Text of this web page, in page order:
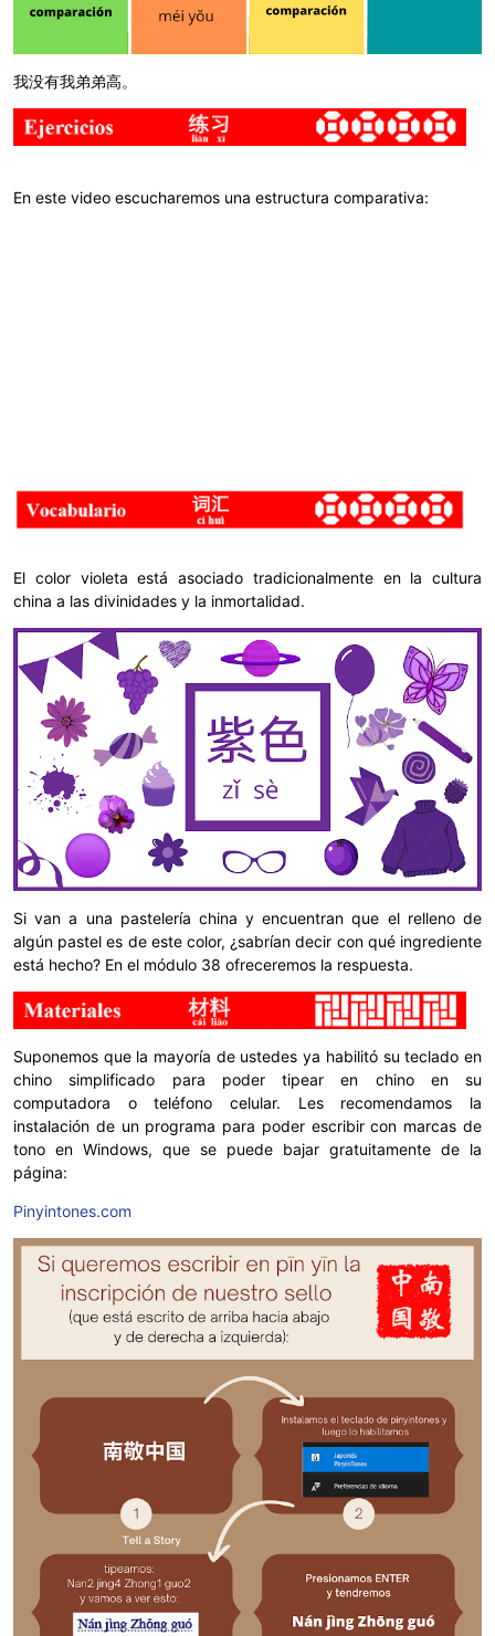
我没有我弟弟高。
En este video escucharemos una estructura comparativa:
El color violeta está asociado tradicionalmente en la cultura
china a las divinidades y la inmortalidad.
Si van a una pastelería china y encuentran que el relleno de
algún pastel es de este color, ¿sabrían decir con qué ingrediente
está hecho? En el módulo 38 ofreceremos la respuesta.
Suponemos que la mayoría de ustedes ya habilitó su teclado en
chino simplificado para poder tipear en chino en su
computadora o teléfono celular. Les recomendamos la
instalación de un programa para poder escribir con marcas de
tono en Windows, que se puede bajar gratuitamente de la
página:
Pinyintones.com